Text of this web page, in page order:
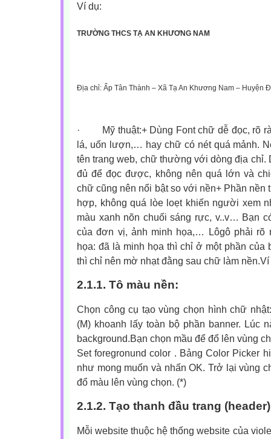
Ví dụ:
TRƯỜNG THCS TẠ AN KHƯƠNG NAM
Địa chỉ: Ấp Tân Thành – Xã Tạ An Khương Nam – Huyện
·
Mỹ thuật:+ Dùng Font chữ dễ đọc, rõ
lá, uốn lượn,… hay chữ có nét quá mảnh.
tên trang web, chữ thường với dòng địa chỉ.
đủ để đọc được, không nên quá lớn và
chữ cũng nên nổi bật so với nền+ Phần nền
hợp, không quá lòe loẹt khiến người xem
màu xanh nõn chuối sáng rực, v..v… Bạn
của đơn vị, ảnh minh họa,… Lôgô phải rõ
họa: đã là minh họa thì chỉ ở một phần của
thì chỉ nên mờ nhạt đằng sau chữ làm nền.Ví
2.1.1. Tô màu nền:
Chọn công cụ tạo vùng chọn hình chữ
(M) khoanh lấy toàn bộ phần banner. Lúc
background.Bạn chọn mầu để đổ lên vùng
Set foregronund color . Bảng Color Picker
như mong muốn và nhấn OK. Trở lại vùng
đổ màu lên vùng chọn. (*)
2.1.2. Tạo thanh đầu trang
Mỗi website thuộc hệ thống website của